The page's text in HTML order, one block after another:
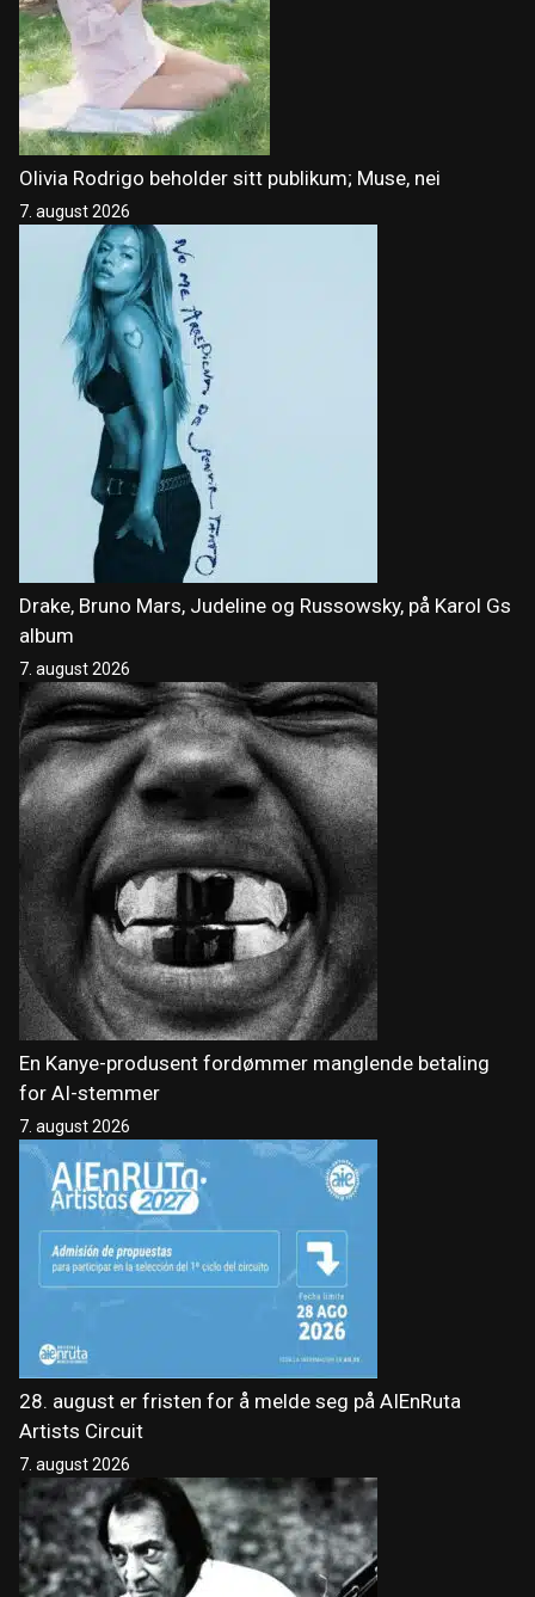
Olivia Rodrigo beholder sitt publikum; Muse, nei
7. august 2026
Drake, Bruno Mars, Judeline og Russowsky, på Karol Gs
album
7. august 2026
En Kanye-produsent fordømmer manglende betaling
for AI-stemmer
7. august 2026
28. august er fristen for å melde seg på AIEnRuta
Artists Circuit
7. august 2026